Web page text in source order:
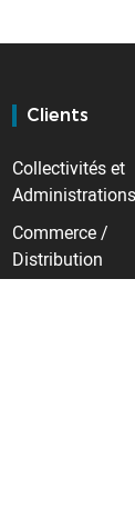
Clients
Collectivités et
Administrations
Commerce /
Distribution